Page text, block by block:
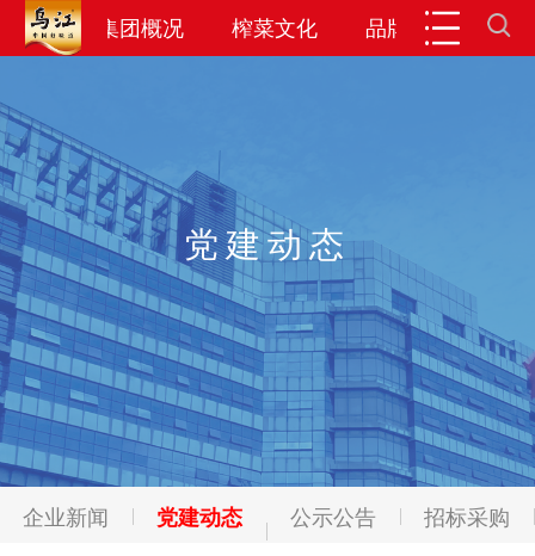
资讯 集团概况 榨菜文化 品牌产品 投
党建动态
企业新闻 党建动态 公示公告 招标采购